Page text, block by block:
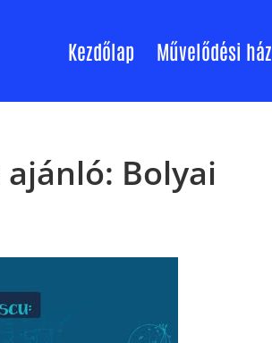
Kezdőlap Művelődési ház
Bolyai